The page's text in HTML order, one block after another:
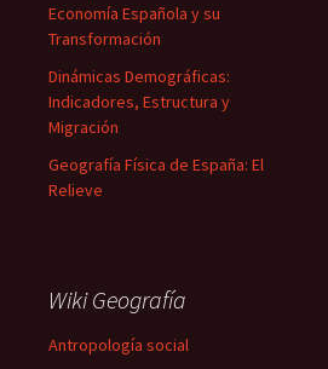
Economía Española y su
Transformación
Dinámicas Demográficas:
Indicadores, Estructura y
Migración
Geografía Física de España: El
Relieve
Wiki Geografía
Antropología social